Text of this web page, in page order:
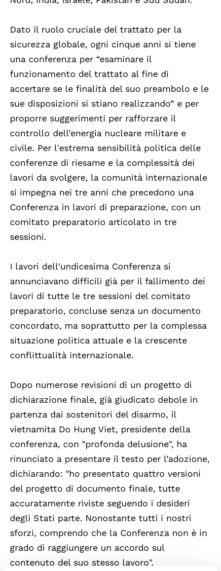
Dato il ruolo cruciale del trattato per la
sicurezza globale, ogni cinque anni si tiene
una conferenza per “esaminare il
funzionamento del trattato al fine di
accertare se le finalità del suo preambolo e le
sue disposizioni si stiano realizzando” e per
proporre suggerimenti per rafforzare il
controllo dell’energia nucleare militare e
civile. Per l'estrema sensibilità politica delle
conferenze di riesame e la complessità dei
lavori da svolgere, la comunità internazionale
si impegna nei tre anni che precedono una
Conferenza in lavori di preparazione, con un
comitato preparatorio articolato in tre
sessioni.
I lavori dell'undicesima Conferenza si
annunciavano difficili già per il fallimento dei
lavori di tutte le tre sessioni del comitato
preparatorio, concluse senza un documento
concordato, ma soprattutto per la complessa
situazione politica attuale e la crescente
conflittualità internazionale.
Dopo numerose revisioni di un progetto di
dichiarazione finale, già giudicato debole in
partenza dai sostenitori del disarmo, il
vietnamita Do Hung Viet, presidente della
conferenza, con "profonda delusione", ha
rinunciato a presentare il testo per l’adozione,
dichiarando: "ho presentato quattro versioni
del progetto di documento finale, tutte
accuratamente riviste seguendo i desideri
degli Stati parte. Nonostante tutti i nostri
sforzi, comprendo che la Conferenza non è in
grado di raggiungere un accordo sul
contenuto del suo stesso lavoro".